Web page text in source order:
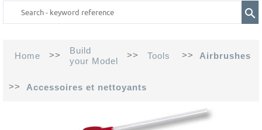
Home >>
Build
your Model
>> Tools >> Airbrushes
>> Accessoires et nettoyants